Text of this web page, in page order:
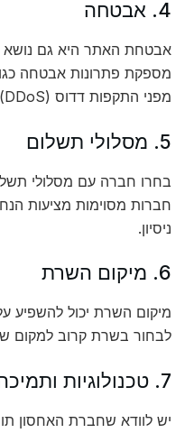
4. אבטחה
אבטחת האתר היא גם נושא
מפני התקפות דדוס (DDoS).
5. מסלולי תשלום
בחרו חברה עם מסלולי
חברות מסוימות מציעות
ניסיון.
6. מיקום השרת
מיקום השרת יכול להשפיע
לבחור בשרת קרוב למקום
7. טכנולוגיות ותמיכה
יש לוודא שחברת האחסון